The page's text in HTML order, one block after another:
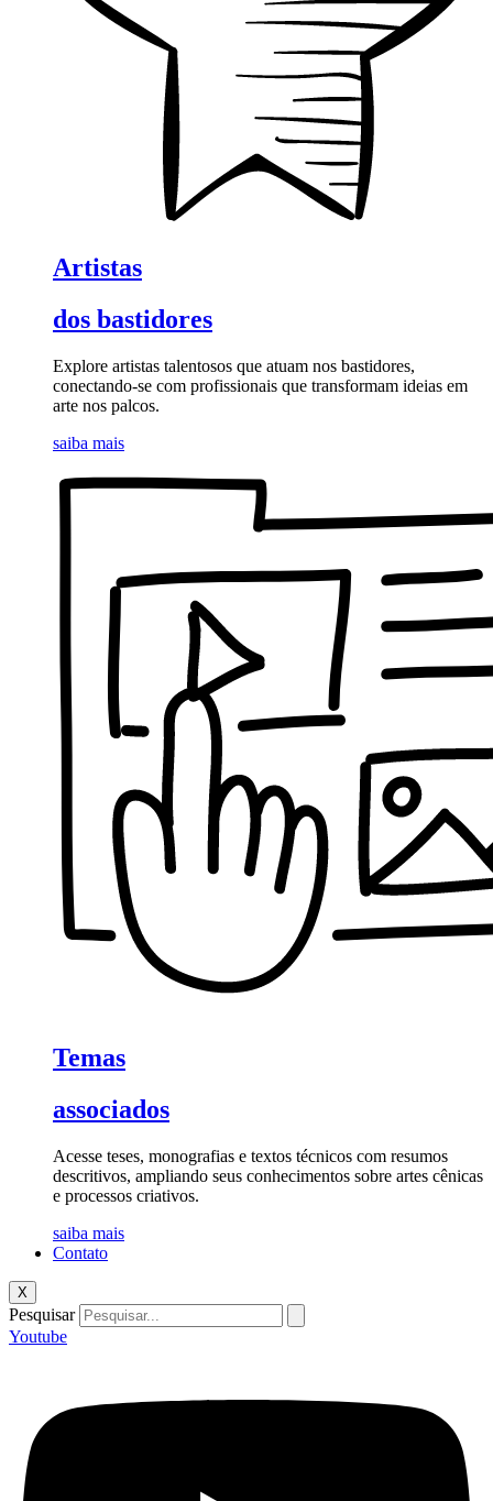
Artistas
dos bastidores
Explore artistas talentosos que atuam nos bastidores,
conectando-se com profissionais que transformam ideias em
arte nos palcos.
saiba mais
Temas
associados
Acesse teses, monografias e textos técnicos com resumos
descritivos, ampliando seus conhecimentos sobre artes cênicas
e processos criativos.
saiba mais
Contato
X
Pesquisar
Youtube